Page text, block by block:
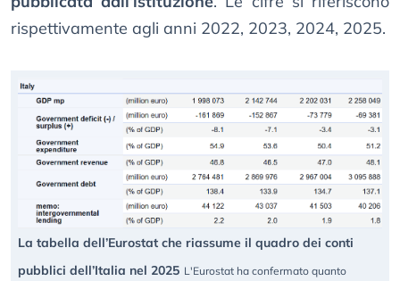
rispettivamente agli anni 2022, 2023, 2024, 2025.
La tabella dell’Eurostat che riassume il quadro dei conti
pubblici dell’Italia nel 2025 L'Eurostat ha confermato quanto